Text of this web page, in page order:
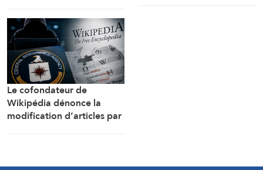
incendie qui s’est déclaré à
l’aube dans l’une des
installations de la raffinerie
de Jizan, sans enregistrer
de blessés.
Le cofondateur de
Wikipédia dénonce la
modification d’articles par